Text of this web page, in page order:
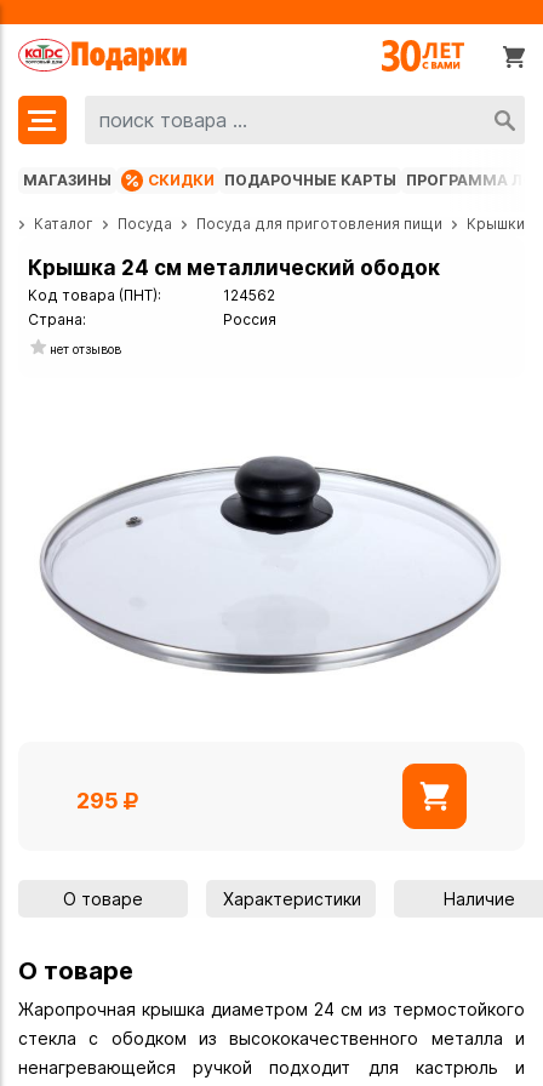
МАГАЗИНЫ СКИДКИ ПОДАРОЧНЫЕ КАРТЫ ПРОГРАММА
Каталог Посуда Посуда для приготовления пищи Крышки
Крышка 24 см металлический ободок
Код товара (ПНТ):
124562
Страна:
Россия
нет отзывов
295
О товаре Характеристики Наличие
О товаре
Жаропрочная крышка диаметром 24 см из термостойкого
стекла с ободком из высококачественного металла и
ненагревающейся ручкой подходит для кастрюль и